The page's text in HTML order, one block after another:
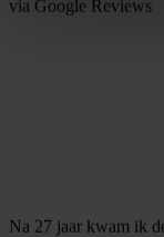
via Google Reviews
Na 27 jaar kwam ik